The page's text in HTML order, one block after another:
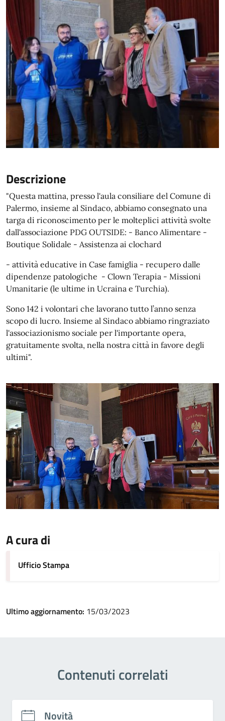
Descrizione
"Questa mattina, presso l'aula consiliare del Comune di
Palermo, insieme al Sindaco, abbiamo consegnato una
targa di riconoscimento per le molteplici attività svolte
dall'associazione PDG OUTSIDE: - Banco Alimentare -
Boutique Solidale - Assistenza ai clochard
- attività educative in Case famiglia - recupero dalle
dipendenze patologiche - Clown Terapia - Missioni
Umanitarie (le ultime in Ucraina e Turchia).
Sono 142 i volontari che lavorano tutto l’anno senza
scopo di lucro. Insieme al Sindaco abbiamo ringraziato
l'associazionismo sociale per l'importante opera,
gratuitamente svolta, nella nostra città in favore degli
ultimi".
A cura di
Ufficio Stampa
Ultimo aggiornamento: 15/03/2023
Contenuti correlati
Novità